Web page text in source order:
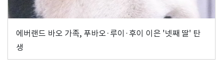
에버랜드 바오 가족, 푸바오·루이·후이 이은 '넷째 딸' 탄
생